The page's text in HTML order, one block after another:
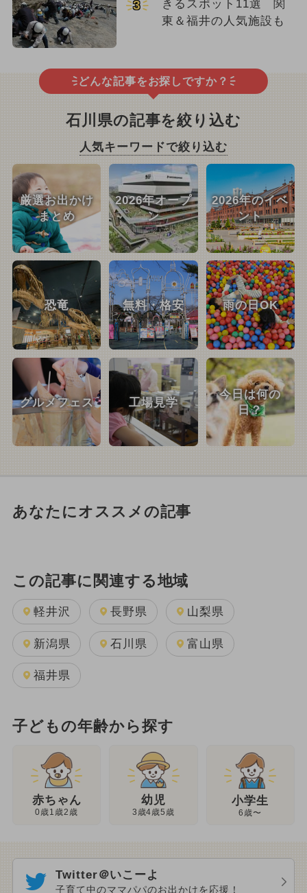
3
きるスポット11選 関
東＆福井の人気施設も
どんな記事をお探しですか？
石川県の記事を絞り込む
人気キーワードで絞り込む
厳選お出かけ
まとめ
2026年オープ
ン
2026年のイベ
ント
恐竜 無料・格安 雨の日OK
グルメフェス 工場見学
今日は何の
日？
あなたにオススメの記事
この記事に関連する地域
軽井沢 長野県 山梨県
新潟県 石川県 富山県
福井県
子どもの年齢から探す
赤ちゃん
0歳1歳2歳
幼児
3歳4歳5歳
小学生
6歳〜
Twitter＠いこーよ
子育て中のママパパのお出かけを応援！